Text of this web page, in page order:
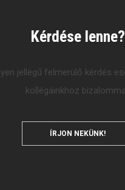
Kérdése lenne?
jellegű felmerülő kérdés
kollégáinkhoz
ÍRJON NEKÜNK!